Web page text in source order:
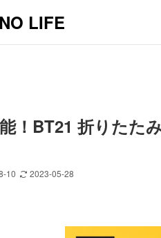
LIFE
！BT21 折りたた
10 2023-05-28